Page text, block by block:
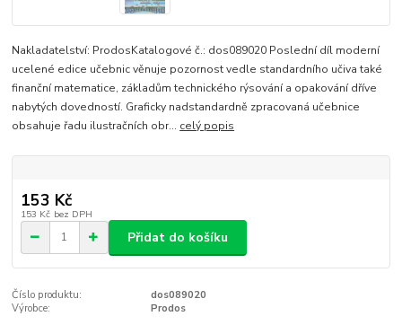
Nakladatelství: ProdosKatalogové č.: dos089020 Poslední díl moderní
ucelené edice učebnic věnuje pozornost vedle standardního učiva také
finanční matematice, základům technického rýsování a opakování dříve
nabytých dovedností. Graficky nadstandardně zpracovaná učebnice
obsahuje řadu ilustračních obr... celý popis
153 Kč
153 Kč bez DPH
Přidat do košíku
Číslo produktu:
dos089020
Výrobce:
Prodos